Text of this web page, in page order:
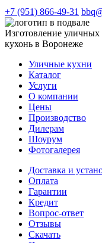
+7 (951) 866-49-31
Изготовление
кухонь в Воронеже
Уличные кухни
Каталог
Услуги
О компании
Цены
Производство
Дилерам
Шоурум
Фотогалерея
Доставка и
Оплата
Гарантии
Кредит
Вопрос-ответ
Отзывы
Скачать